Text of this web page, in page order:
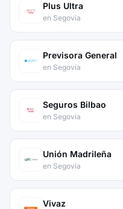
Plus Ultra
en Segovia
Previsora General
en Segovia
Seguros Bilbao
en Segovia
Unión Madrileña
en Segovia
Vivaz